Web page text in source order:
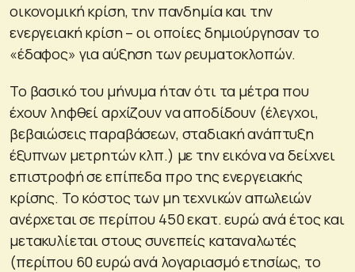
οικονομική κρίση, την πανδημία και την
ενεργειακή κρίση – οι οποίες δημιούργησαν το
«έδαφος» για αύξηση των ρευματοκλοπών.
Το βασικό του μήνυμα ήταν ότι τα μέτρα που
έχουν ληφθεί αρχίζουν να αποδίδουν (έλεγχοι,
βεβαιώσεις παραβάσεων, σταδιακή ανάπτυξη
έξυπνων μετρητών κλπ.) με την εικόνα να δείχνει
επιστροφή σε επίπεδα προ της ενεργειακής
κρίσης. Το κόστος των μη τεχνικών απωλειών
ανέρχεται σε περίπου 450 εκατ. ευρώ ανά έτος και
μετακυλίεται στους συνεπείς καταναλωτές
(περίπου 60 ευρώ ανά λογαριασμό ετησίως, το